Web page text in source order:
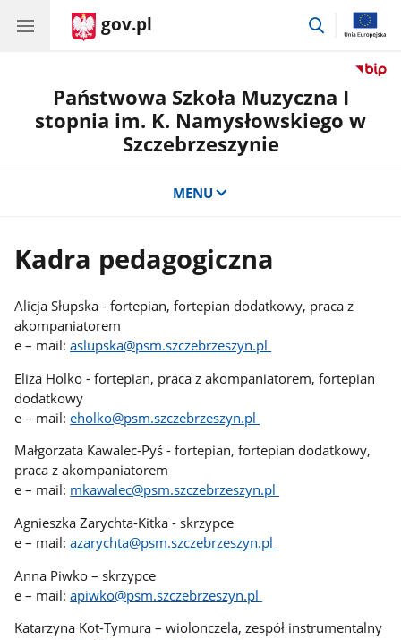
gov.pl
przejdź
Państwowa Szkoła Muzyczna I
stopnia im. K. Namysłowskiego w
Szczebrzeszynie
MENU
Kadra pedagogiczna
Alicja Słupska - fortepian, fortepian dodatkowy, praca z
akompaniatorem
e – mail:aslupska@psm.szczebrzeszyn.pl
Eliza Holko - fortepian, praca z akompaniatorem, fortepian
dodatkowy
e – mail:eholko@psm.szczebrzeszyn.pl
Małgorzata Kawalec-Pyś - fortepian, fortepian dodatkowy,
praca z akompaniatorem
e – mail: mkawalec@psm.szczebrzeszyn.pl
Agnieszka Zarychta-Kitka - skrzypce
e – mail:azarychta@psm.szczebrzeszyn.pl
Anna Piwko – skrzypce
e – mail:apiwko@psm.szczebrzeszyn.pl
Katarzyna Kot-Tymura – wiolonczela, zespół instrumentalny